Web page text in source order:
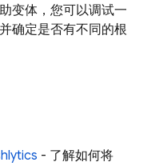
变体，您可以调试一
确定是否有不同的根
- 了解如何将